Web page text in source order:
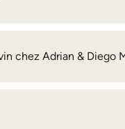
chez Adrian & Diego